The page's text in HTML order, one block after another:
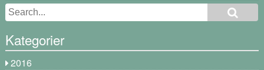
Kategorier
2016